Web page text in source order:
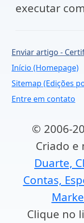
executar
Enviar artigo -
Início (Homepage)
Sitemap (Edições
Entre em contato
© 2006-
Criado
Duarte,
Contas,
Clique no